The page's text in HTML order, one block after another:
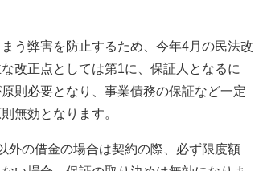
う弊害を防止するため、今年4月の民法改
改正点としては第1に、保証人となるに
則必要となり、事業債務の保証など一定
無効となります。
外の借金の場合は契約の際、必ず限度額